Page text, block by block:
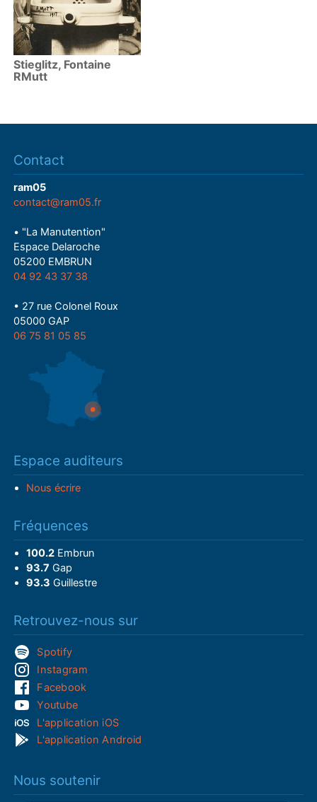
Stieglitz, Fontaine
RMutt
Contact
ram05
contact@ram05.fr
• "La Manutention"
Espace Delaroche
05200 EMBRUN
04 92 43 37 38
• 27 rue Colonel Roux
05000 GAP
06 75 81 05 85
Espace auditeurs
Nous écrire
Fréquences
100.2Embrun
93.7 Gap
93.3 Guillestre
Retrouvez-nous sur
Spotify
Instagram
Facebook
Youtube
L'application iOS
L'application Android
Nous soutenir